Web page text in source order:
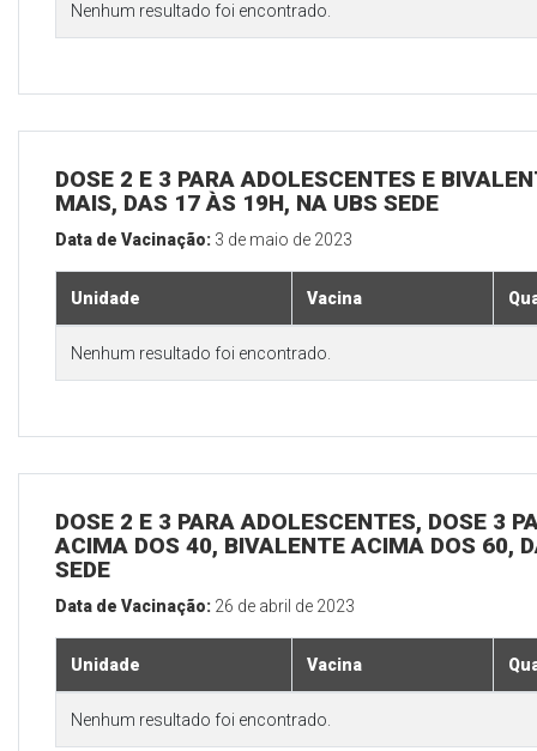
Nenhum resultado foi encontrado.
DOSE 2 E 3 PARA ADOLESCENTES E
MAIS, DAS 17 ÀS 19H, NA UBS SEDE
Data de Vacinação: 3 de maio de 2023
Unidade Vacina
Nenhum resultado foi encontrado.
DOSE 2 E 3 PARA ADOLESCENTES, DOSE 3
ACIMA DOS 40, BIVALENTE ACIMA DOS 60,
SEDE
Data de Vacinação: 26 de abril de 2023
Unidade Vacina
Nenhum resultado foi encontrado.